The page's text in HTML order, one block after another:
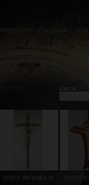
PRODOTTI CHI SIAMO
Cerca:
croce del papa in